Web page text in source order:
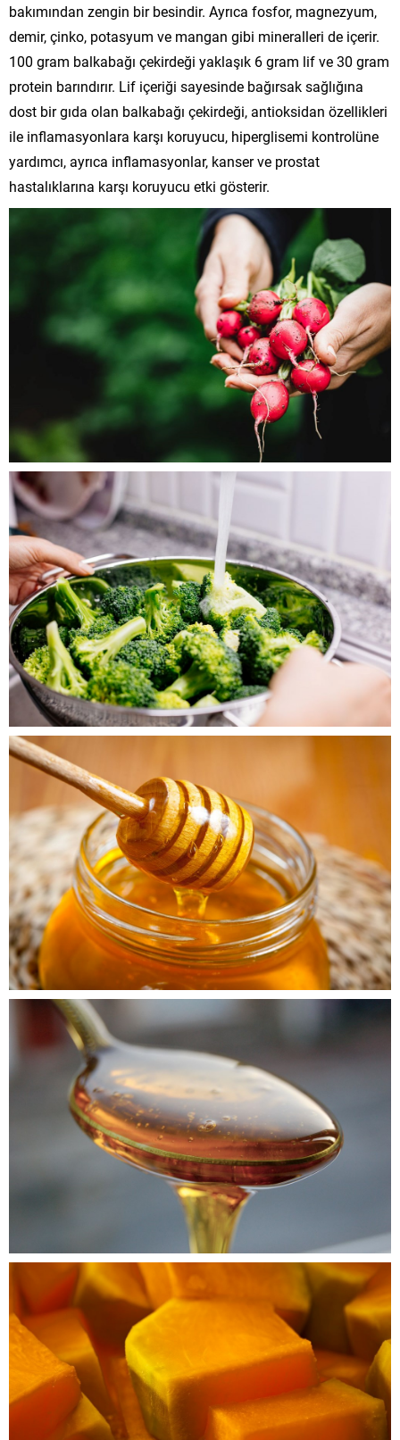
bakımından zengin bir besindir. Ayrıca fosfor, magnezyum,
demir, çinko, potasyum ve mangan gibi mineralleri de içerir.
100 gram balkabağı çekirdeği yaklaşık 6 gram lif ve 30 gram
protein barındırır. Lif içeriği sayesinde bağırsak sağlığına
dost bir gıda olan balkabağı çekirdeği, antioksidan özellikleri
ile inflamasyonlara karşı koruyucu, hiperglisemi kontrolüne
yardımcı, ayrıca inflamasyonlar, kanser ve prostat
hastalıklarına karşı koruyucu etki gösterir.